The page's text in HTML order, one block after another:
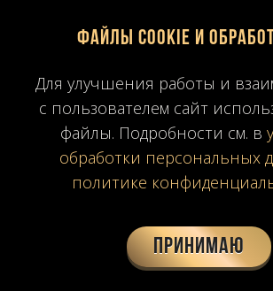
Мы в социальных сетях:
Youtube
Карта сайта
Политика конфиденциальности
Время работы: ПН-ПТ10:00-
Файлы Cookie и
Для улучшения работы и
с пользователем сайт
файлы. Подробности см. в
обработки персональных
политике
Принимаю